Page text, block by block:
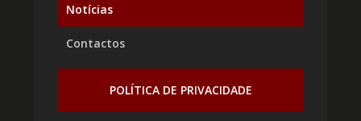
Notícias
Contactos
POLÍTICA DE PRIVACIDADE